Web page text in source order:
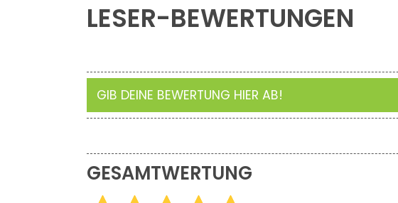
LESER-BEWERTUNGEN
GIB DEINE BEWERTUNG HIER AB!
GESAMTWERTUNG